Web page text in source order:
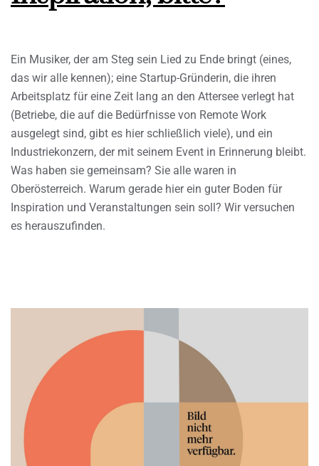
Ein Musiker, der am Steg sein Lied zu Ende bringt (eines,
das wir alle kennen); eine Startup-Gründerin, die ihren
Arbeitsplatz für eine Zeit lang an den Attersee verlegt hat
(Betriebe, die auf die Bedürfnisse von Remote Work
ausgelegt sind, gibt es hier schließlich viele), und ein
Industriekonzern, der mit seinem Event in Erinnerung bleibt.
Was haben sie gemeinsam? Sie alle waren in
Oberösterreich. Warum gerade hier ein guter Boden für
Inspiration und Veranstaltungen sein soll? Wir versuchen
es herauszufinden.